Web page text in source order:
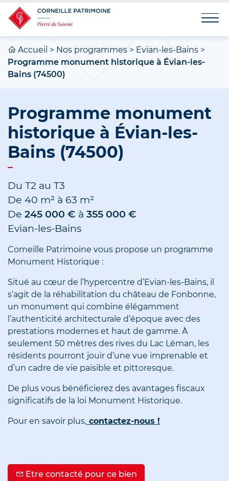
Accueil > Nos programmes> Evian-les-Bains >
Programme monument historique à Évian-les-
Bains (74500)
Programme monument
historique à Évian-les-
Bains (74500)
Du T2 au T3
De 40 m² à 63 m²
De 245 000 € à 355 000 €
Evian-les-Bains
Corneille Patrimoine vous propose un programme
Monument Historique :
Situé au cœur de l’hypercentre d’Evian-les-Bains, il
s’agit de la réhabilitation du château de Fonbonne,
un monument qui combine élégamment
l’authenticité architecturale d’époque avec des
prestations modernes et haut de gamme. À
seulement 50 mètres des rives du Lac Léman, les
résidents pourront jouir d’une vue imprenable et
d’un cadre de vie paisible et pittoresque.
De plus vous bénéficierez des avantages fiscaux
significatifs de la loi Monument Historique.
Pour en savoir plus, contactez-nous !
Etre contacté pour ce bien